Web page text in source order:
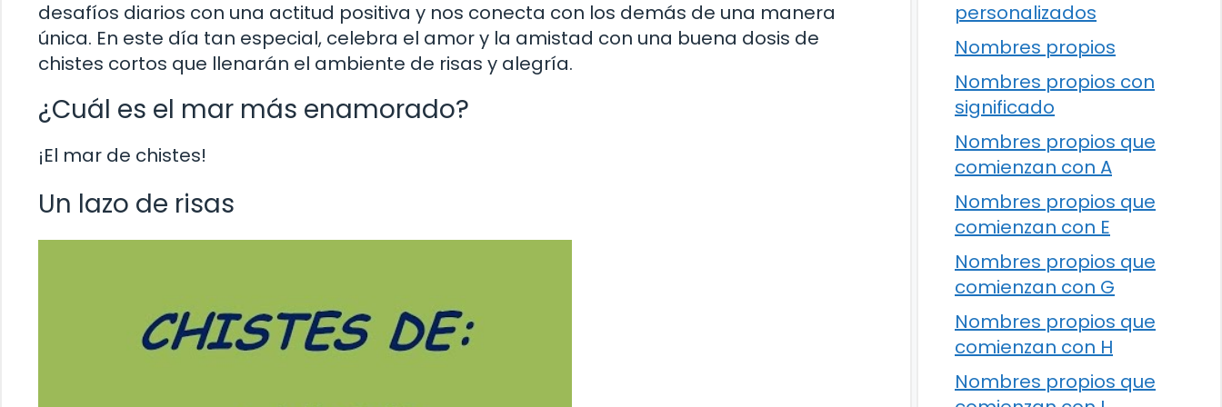
desafíos diarios con una actitud positiva y nos conecta con los demás de una manera
única. En este día tan especial, celebra el amor y la amistad con una buena dosis de
chistes cortos que llenarán el ambiente de risas y alegría.
¿Cuál es el mar más enamorado?
¡El mar de chistes!
Un lazo de risas
personalizados
Nombres propios
Nombres propios con
significado
Nombres propios que
comienzan con A
Nombres propios que
comienzan con E
Nombres propios que
comienzan con G
Nombres propios que
comienzan con H
Nombres propios que